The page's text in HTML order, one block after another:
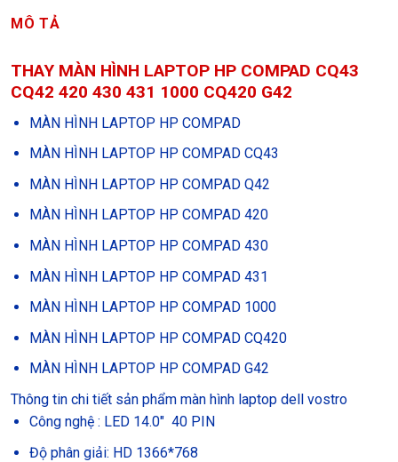
MÔ TẢ
THAY MÀN HÌNH LAPTOP HP COMPAD CQ43
CQ42 420 430 431 1000 CQ420 G42
MÀN HÌNH LAPTOP HP COMPAD
MÀN HÌNH LAPTOP HP COMPAD CQ43
MÀN HÌNH LAPTOP HP COMPAD Q42
MÀN HÌNH LAPTOP HP COMPAD 420
MÀN HÌNH LAPTOP HP COMPAD 430
MÀN HÌNH LAPTOP HP COMPAD 431
MÀN HÌNH LAPTOP HP COMPAD 1000
MÀN HÌNH LAPTOP HP COMPAD CQ420
MÀN HÌNH LAPTOP HP COMPAD G42
Thông tin chi tiết sản phẩm màn hình laptop dell vostro
Công nghệ : LED 14.0″ 40 PIN
Độ phân giải: HD 1366*768